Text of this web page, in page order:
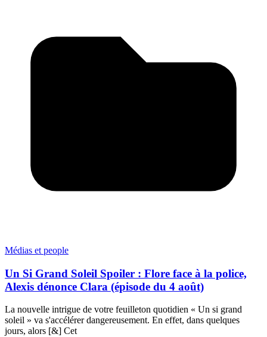
Médias et people
Un Si Grand Soleil Spoiler : Flore face à la police,
Alexis dénonce Clara (épisode du 4 août)
La nouvelle intrigue de votre feuilleton quotidien « Un si grand
soleil » va s'accélérer dangereusement. En effet, dans quelques
jours, alors [&] Cet